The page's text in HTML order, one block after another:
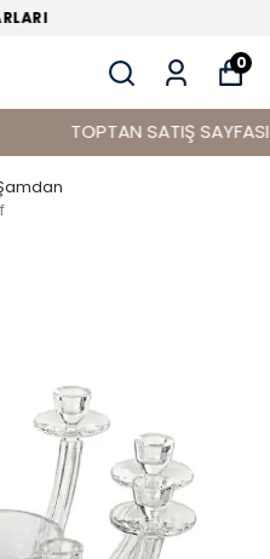
ÜRÜNLERİ
0
TOPTAN SATIŞ SAYFASI